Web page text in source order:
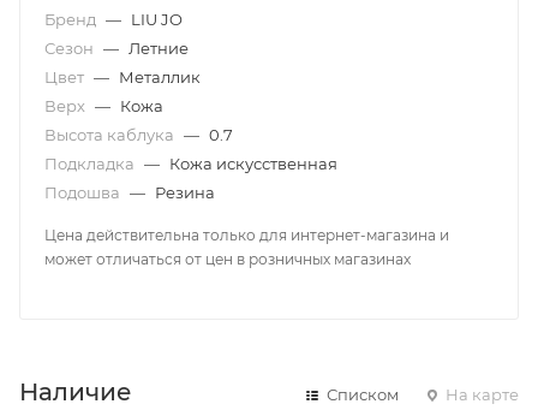
Бренд — LIU JO
Сезон — Летние
Цвет — Металлик
Верх — Кожа
Высота каблука — 0.7
Подкладка — Кожа искусственная
Подошва — Резина
Цена действительна только для интернет-магазина и
может отличаться от цен в розничных магазинах
Наличие Списком На карте